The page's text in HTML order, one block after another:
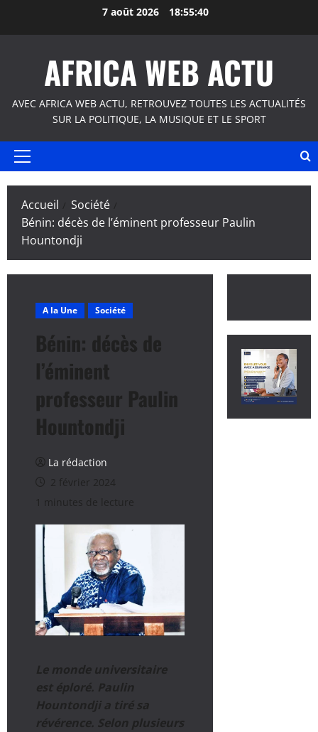
7 août 2026 18:55:40
AFRICA WEB ACTU
AVEC AFRICA WEB ACTU, RETROUVEZ TOUTES LES ACTUALITÉS
SUR LA POLITIQUE, LA MUSIQUE ET LE SPORT
Menu
Accueil
Société
Bénin: décès de l’éminent professeur Paulin
Hountondji
A la Une Société
Bénin: décès de
l’éminent
professeur Paulin
Hountondji
La rédaction
2 février 2024
1 minutes de lecture
Le monde universitaire
est éploré. Paulin
Hountondji a tiré sa
révérence. Selon plusieurs